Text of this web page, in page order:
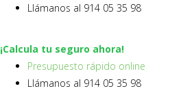
Llámanos al 914 05 35 98
¡Calcula tu seguro ahora!
Presupuesto rápido online
Llámanos al 914 05 35 98